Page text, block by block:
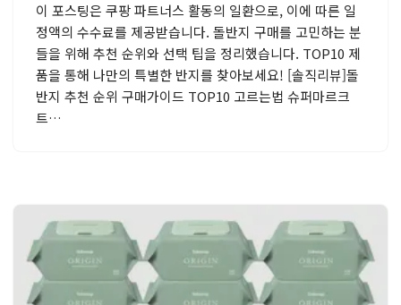
이 포스팅은 쿠팡 파트너스 활동의 일환으로, 이에 따른 일
정액의 수수료를 제공받습니다. 돌반지 구매를 고민하는 분
들을 위해 추천 순위와 선택 팁을 정리했습니다. TOP10 제
품을 통해 나만의 특별한 반지를 찾아보세요! [솔직리뷰]돌
반지 추천 순위 구매가이드 TOP10 고르는법 슈퍼마르크
트…